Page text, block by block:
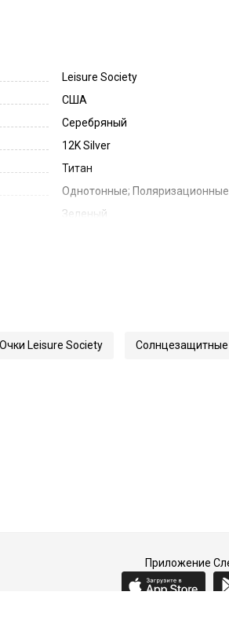
Leisure Society
США
Серебряный
12K Silver
Титан
Однотонные; Поляризационные
Зеленый
Voysey
Очки Leisure Society Солнцезащитные
Приложение